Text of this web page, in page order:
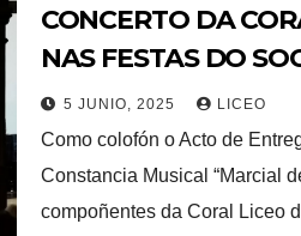
CONCERTO DA
NAS FESTAS DO
5 JUNIO, 2025 LICEO
Como colofón o Acto de
Constancia Musical “Marcial
compoñentes da Coral Liceo